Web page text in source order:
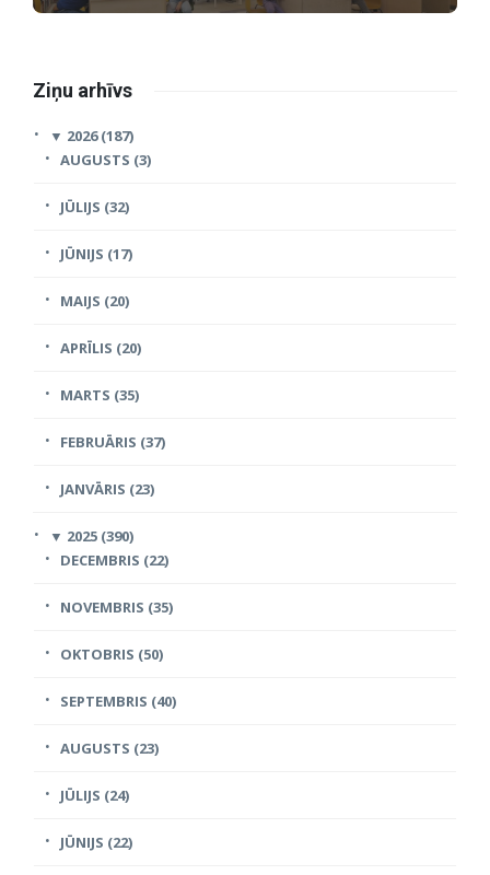
Ziņu arhīvs
▼ 2026 (187)
AUGUSTS (3)
JŪLIJS (32)
JŪNIJS (17)
MAIJS (20)
APRĪLIS (20)
MARTS (35)
FEBRUĀRIS (37)
JANVĀRIS (23)
▼ 2025 (390)
DECEMBRIS (22)
NOVEMBRIS (35)
OKTOBRIS (50)
SEPTEMBRIS (40)
AUGUSTS (23)
JŪLIJS (24)
JŪNIJS (22)